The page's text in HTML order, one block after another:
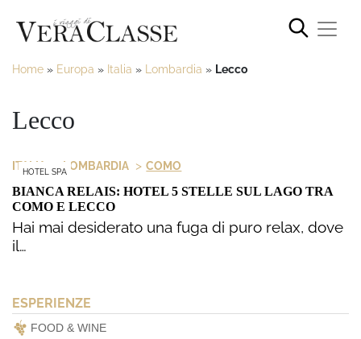
Home » Europa » Italia » Lombardia » Lecco
Lecco
HOTEL SPA
ITALIA > LOMBARDIA > COMO
BIANCA RELAIS: HOTEL 5 STELLE SUL LAGO TRA
COMO E LECCO
Hai mai desiderato una fuga di puro relax, dove
il…
ESPERIENZE
FOOD & WINE